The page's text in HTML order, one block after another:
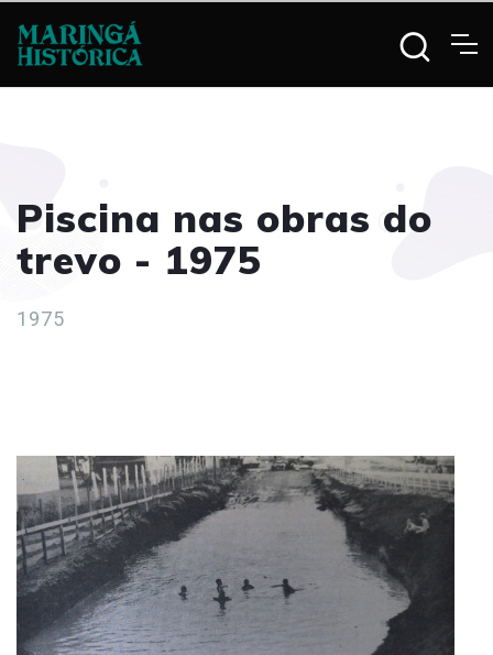
Piscina nas obras do
trevo - 1975
1975